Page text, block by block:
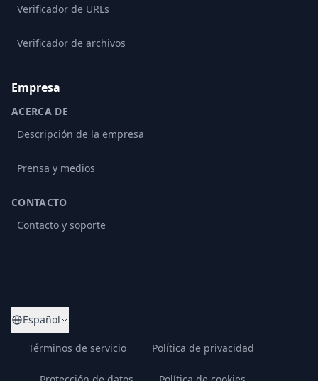
Verificador de URLs
Verificador de archivos
Empresa
ACERCA DE
Descripción de la empresa
Prensa y medios
CONTACTO
Contacto y soporte
Español
Términos de servicio Política de privacidad